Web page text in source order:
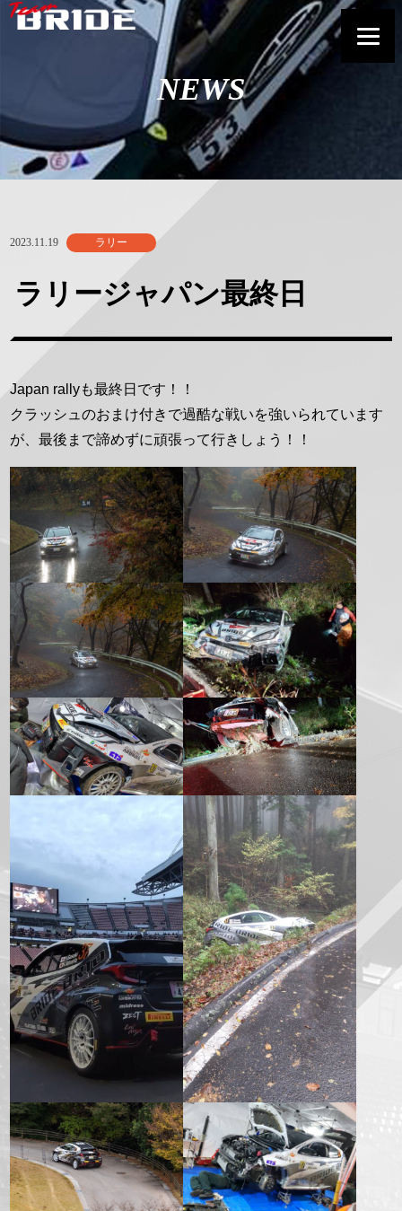
NEWS
2023.11.19 ラリー
ラリージャパン最終日
Japan rallyも最終日です！！
クラッシュのおまけ付きで過酷な戦いを強いられています
が、最後まで諦めずに頑張って行きしょう！！